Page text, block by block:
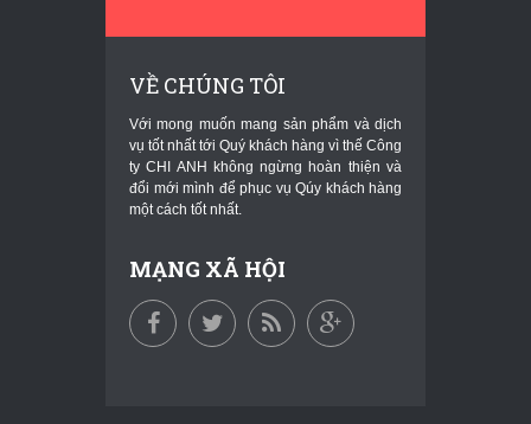
VỀ CHÚNG TÔI
Với mong muốn mang sản phẩm và dịch
vụ tốt nhất tới Quý khách hàng vì thế Công
ty CHI ANH không ngừng hoàn thiện và
đổi mới mình để phục vụ Qúy khách hàng
một cách tốt nhất.
MẠNG XÃ HỘI